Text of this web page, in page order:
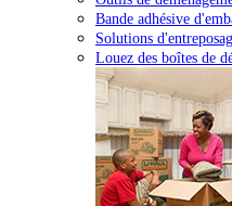
Bande adhésive
Solutions
Louez des boîtes de